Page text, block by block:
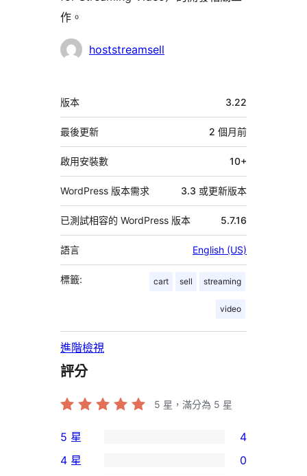
作。
參
hoststreamsell
中
繼
資
料
版本 3.22
最後更新 2 個月前
啟用安裝數 10+
WordPress 版本需求 3.3 或更新版本
已測試相容的 WordPress 版本 5.7.16
語言 English (US)
標籤: cart sell streaming
video
進階檢視
評分
5 星，滿分為 5 星
4
個
5 星 4
4 星 0